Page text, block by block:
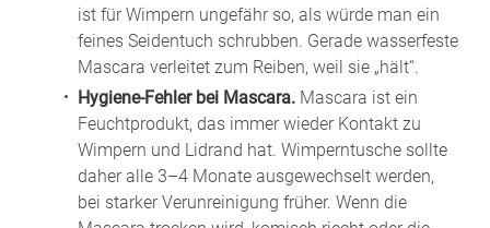
ist für Wimpern ungefähr so, als würde man ein
feines Seidentuch schrubben. Gerade wasserfeste
Mascara verleitet zum Reiben, weil sie „hält“.
Hygiene-Fehler bei Mascara. Mascara ist ein
Feuchtprodukt, das immer wieder Kontakt zu
Wimpern und Lidrand hat. Wimperntusche sollte
daher alle 3–4 Monate ausgewechselt werden,
bei starker Verunreinigung früher. Wenn die